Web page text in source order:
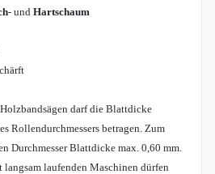
- und Hartschaum
darf die Blattdicke
Rollendurchmessers betragen. Zum
Durchmesser Blattdicke max. 0,60 mm.
laufenden Maschinen dürfen